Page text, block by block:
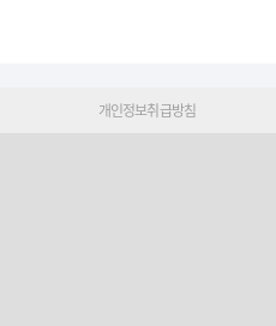
개인정보취급방침